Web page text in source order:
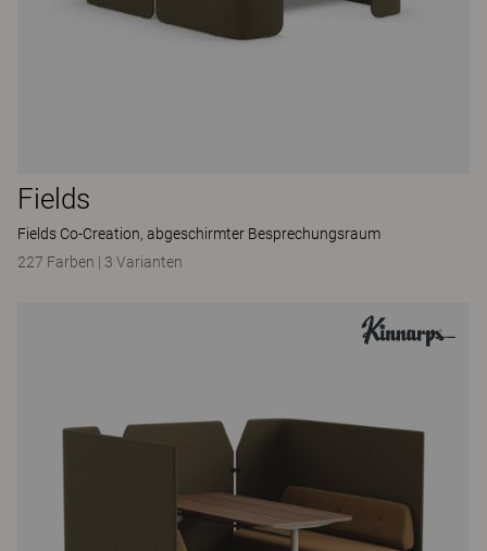
Fields
Fields Co-Creation, abgeschirmter Besprechungsraum
227 Farben | 3 Varianten